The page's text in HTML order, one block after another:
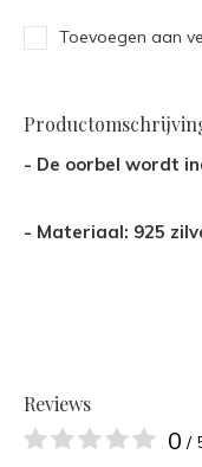
Toevoegen aan
- De oorbel wordt
- Materiaal: 925
Reviews
0 /